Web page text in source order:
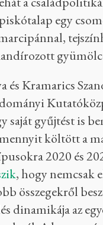
egy
és Kramarics
saját gyűjtést is
költött a
2020 és
, hogy nemcsak
összegekről
dinamikája az